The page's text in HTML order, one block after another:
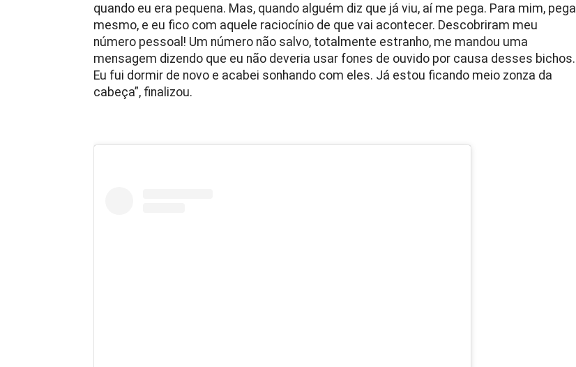
quando eu era pequena. Mas, quando alguém diz que já viu, aí me pega. Para mim, pega
mesmo, e eu fico com aquele raciocínio de que vai acontecer. Descobriram meu
número pessoal! Um número não salvo, totalmente estranho, me mandou uma
mensagem dizendo que eu não deveria usar fones de ouvido por causa desses bichos.
Eu fui dormir de novo e acabei sonhando com eles. Já estou ficando meio zonza da
cabeça”, finalizou.